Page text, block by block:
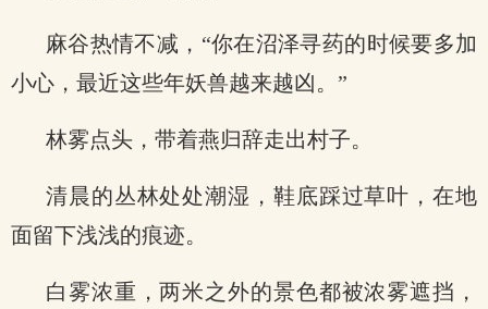
麻谷热情不减，“你在沼泽寻药的时候要多加
小心，最近这些年妖兽越来越凶。”
林雾点头，带着燕归辞走出村子。
清晨的丛林处处潮湿，鞋底踩过草叶，在地
面留下浅浅的痕迹。
白雾浓重，两米之外的景色都被浓雾遮挡，